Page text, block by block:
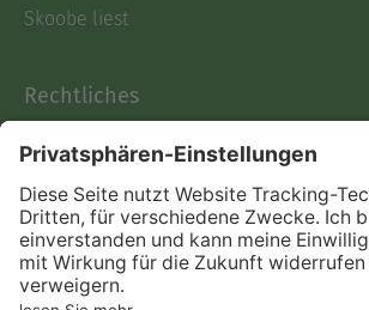
Skoobe liest
Rechtliches
AGB
Informationen nach Data
Act
Verträge hier kündigen
Impressum